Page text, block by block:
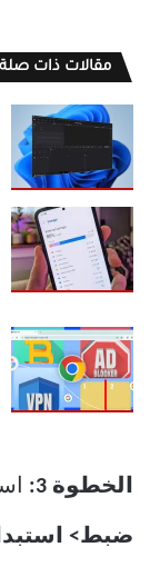
مقالات ذات صلة
الخطوة 3:
ضبط>